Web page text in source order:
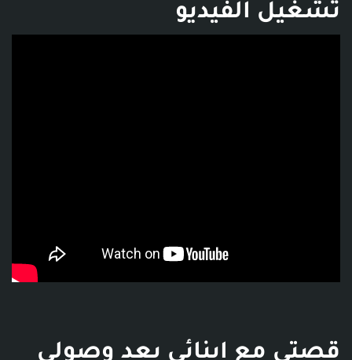
تشغيل الفيديو
قصتي مع ابنائي بعد وصولي